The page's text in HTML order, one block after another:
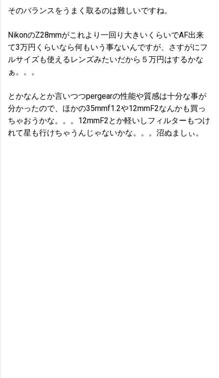
そのバランスをうまく取るのは難しいですね。
NikonのZ28mmがこれより一回り大きいくらいでAF出来
て3万円くらいなら何もいう事ないんですが、さすがにフ
ルサイズも使えるレンズみたいだから５万円はするかな
ぁ。。。
とかなんとか言いつつpergearの性能や質感は十分な事が
分かったので、ほかの35mmf1.2や12mmF2なんかも買っ
ちゃおうかな。。。12mmF2とか軽いしフィルターもつけ
れて星も行けちゃうんじゃないかな。。。沼ぬましぃ。